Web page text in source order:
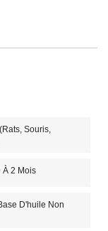
Souris,
À 2 Mois
D'huile Non